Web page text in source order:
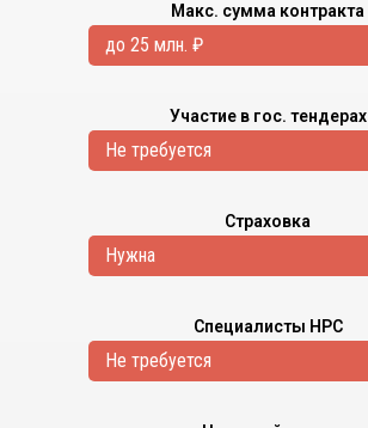
Макс. сумма контракта
до 25 млн. ₽
Участие в гос. тендерах
Не требуется
Страховка
Нужна
Специалисты НРС
Не требуется